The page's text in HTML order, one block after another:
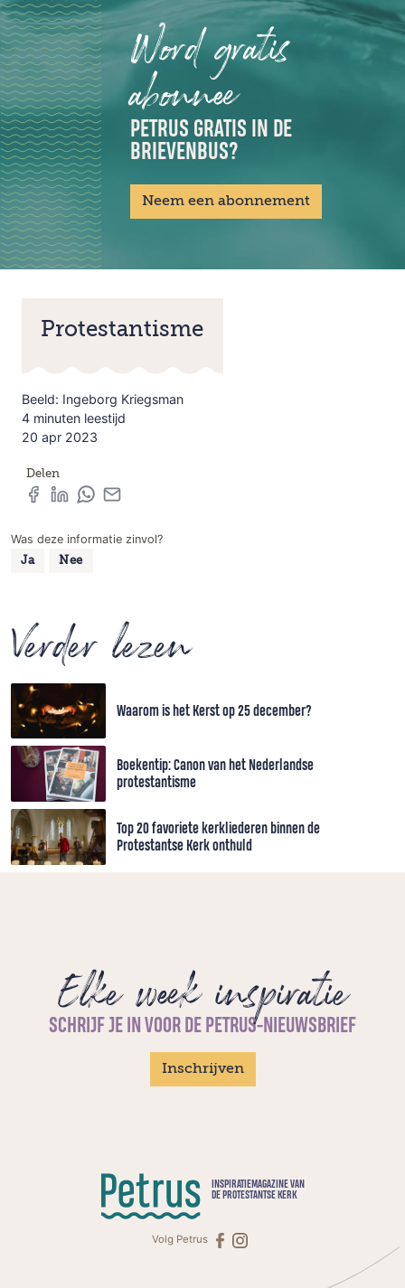
Word gratis
abonnee
PETRUS GRATIS IN DE
BRIEVENBUS?
Neem een abonnement
Protestantisme
Beeld: Ingeborg Kriegsman
4 minuten leestijd
20 apr 2023
Delen
Was deze informatie zinvol?
Ja Nee
Verder lezen
Waarom is het Kerst op 25 december?
Boekentip: Canon van het Nederlandse
protestantisme
Top 20 favoriete kerkliederen binnen de
Protestantse Kerk onthuld
Elke week inspiratie
SCHRIJF JE IN VOOR DE PETRUS-NIEUWSBRIEF
Inschrijven
INSPIRATIEMAGAZINE VAN
DE PROTESTANTSE KERK
Volg Petrus